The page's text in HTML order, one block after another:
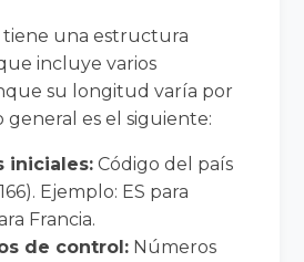
tiene una estructura
incluye varios
su longitud varía por
general es el siguiente:
iniciales: Código del país
Ejemplo: ES para
Francia.
de control: Números